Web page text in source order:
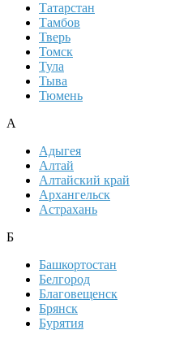
Татарстан
Тамбов
Тверь
Томск
Тула
Тыва
Тюмень
А
Адыгея
Алтай
Алтайский край
Архангельск
Астрахань
Б
Башкортостан
Белгород
Благовещенск
Брянск
Бурятия